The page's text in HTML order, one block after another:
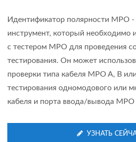
Идентификатор полярности MPO
инструмент, который необходимо
с тестером MPO для проведения
тестирования. Он может
проверки типа кабеля MPO A, B
тестирования одномодового или
кабеля и порта ввода/вывода MPO
УЗНАТЬ